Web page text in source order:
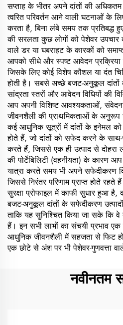
सप्ताह के भीतर अपने दांतों की
त्वरित परिवर्तन आने वाली घटनाओं के
करता है, बिना लंबे समय तक प्रतिबद्ध
की सरलता कुछ लोगों को पेशेवर
वाले डर या घबराहट के कारकों को
आपको सीधे और स्पष्ट आवेदन प्रक्रिया
जिसके लिए कोई विशेष कौशल या दंत
होती है। सबसे अच्छे बजट-अनुकूल दांतों
सांद्रता स्तरों और आवेदन विधियों की
आप अपनी विशिष्ट आवश्यकताओं,
जीवनशैली की प्राथमिकताओं के अनुरूप
कई आधुनिक सूत्रों में दांतों के इनेमल
होते हैं, जो दांतों को सफेद करने के
करते हैं, जिससे एक ही उत्पाद से दोहरा
की पोर्टेबिलिटी (वहनीयता) के कारण
यात्रा करते समय भी अपने सफेदीकरण
जिससे निरंतर परिणाम प्राप्त होते रहते
सुरक्षा प्रोफाइल में काफी सुधार हुआ
बजट-अनुकूल दांतों के सफेदीकरण उत्पादों
ताकि यह सुनिश्चित किया जा सके कि वे
हैं। इन सभी लाभों का संचयी प्रभाव एक
आधुनिक जीवनशैली में सहजता से फिट
एक छोटे से अंश पर भी पेशेवर-गुणवत्ता
नवीनतम